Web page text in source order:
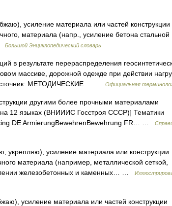
усиление материала или частей конструкции
материала (напр., усиление бетона стальной
Большой Энциклопедический словарь
в результате перераспределения
массиве, дорожной одежде при действии
Источник: МЕТОДИЧЕСКИЕ… …
Официальная
другими более прочными материалами
на 12 языках (ВНИИИС Госстроя СССР)] Тематики
DE ArmierungBewehrenBewehrung FR… …
укрепляю), усиление материала или конструкции
материала (например, металлической сеткой,
железобетонных и каменных… …
усиление материала или частей конструкции